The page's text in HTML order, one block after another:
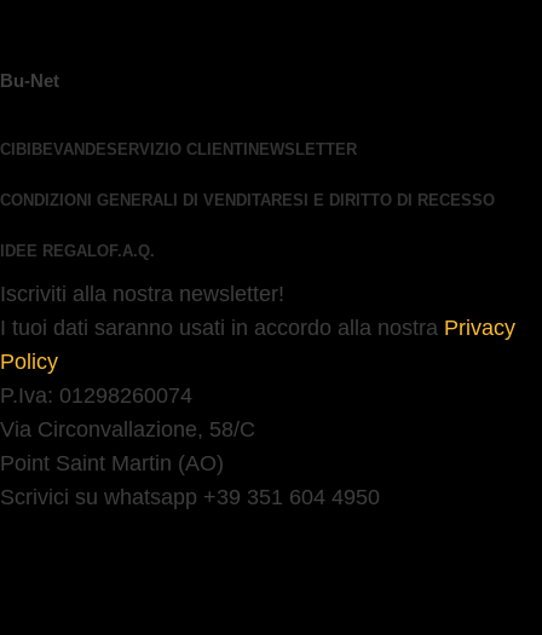
Bu-Net
CIBI BEVANDESERVIZIO CLIENTI NEWSLETTER
CONDIZIONI GENERALI DI VENDITA RESI E DIRITTO DI RECESSO
IDEE REGALO F.A.Q.
Iscriviti alla nostra newsletter!
I tuoi dati saranno usati in accordo alla nostra Privacy
Policy
P.Iva: 01298260074
Via Circonvallazione, 58/C
Point Saint Martin (AO)
Scrivici su whatsapp +39 351 604 4950